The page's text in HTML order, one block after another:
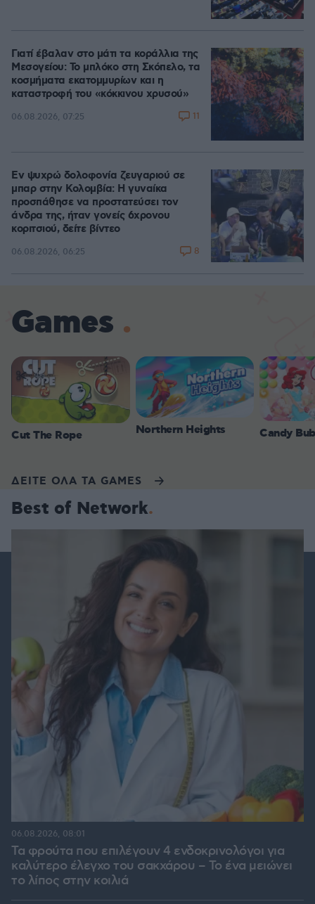
Γιατί έβαλαν στο μάτι τα κοράλλια της
Μεσογείου: Το μπλόκο στη Σκόπελο, τα
κοσμήματα εκατομμυρίων και η
καταστροφή του «κόκκινου χρυσού»
06.08.2026, 07:25 11
Εν ψυχρώ δολοφονία ζευγαριού σε
μπαρ στην Κολομβία: Η γυναίκα
προσπάθησε να προστατεύσει τον
άνδρα της, ήταν γονείς 6χρονου
κοριτσιού, δείτε βίντεο
06.08.2026, 06:25 8
Games
Cut The Rope Northern Heights Candy
ΔΕΙΤΕ ΟΛΑ ΤΑ GAMES
Best of Network
Τα φρούτα που επιλέγουν 4 ενδοκρινολόγοι για
καλύτερο έλεγχο του σακχάρου – Το ένα μειώνει
το λίπος στην κοιλιά
06.08.2026, 08:01